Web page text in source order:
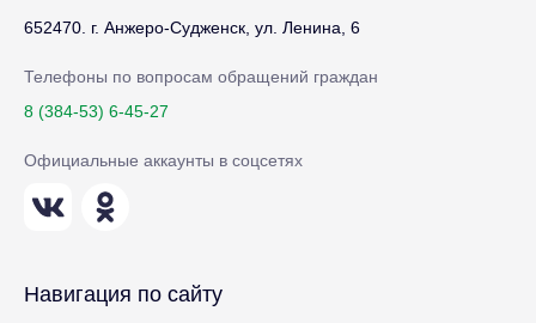
652470. г. Анжеро-Судженск, ул. Ленина, 6
Телефоны по вопросам обращений граждан
8 (384-53) 6-45-27
Официальные аккаунты в соцсетях
Навигация по сайту